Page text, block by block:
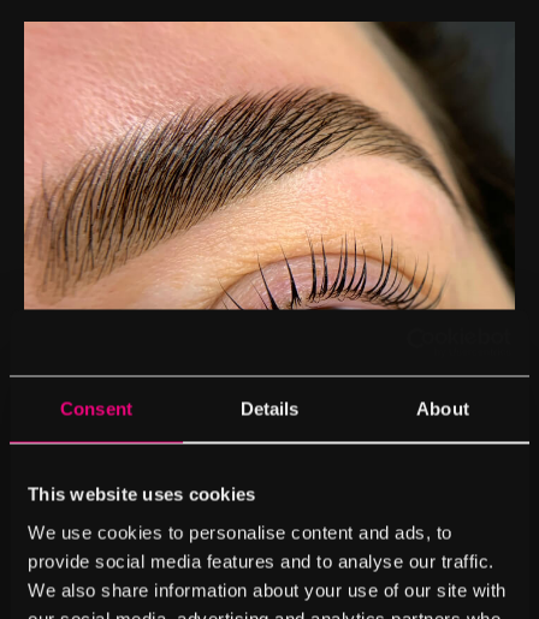
Consent Details About
This website uses cookies
We use cookies to personalise content and ads, to
provide social media features and to analyse our traffic.
We also share information about your use of our site with
Hohe Qualität
Combi: Wimpern +